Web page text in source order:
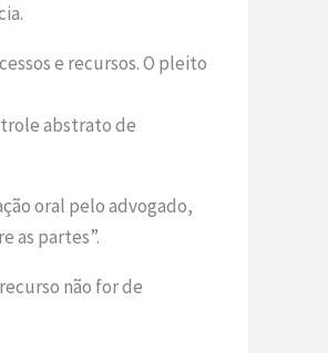
e recursos. O pleito
abstrato de
oral pelo advogado,
as partes”.
não for de